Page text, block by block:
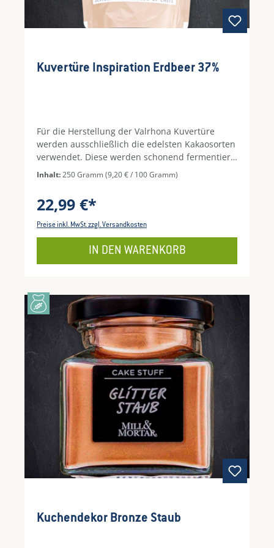
Kuvertüre Inspiration Erdbeer 37%
Für die Herstellung der Valrhona Kuvertüre
werden ausschließlich die edelsten Kakaosorten
verwendet. Diese werden schonend fermentiert,
langsam geröstet und fein vermahlen. Das
Säureabbau. Viele Gastronomen und Patissiers
halten Valrhona für die feinste Kuvertüre-
Inhalt:250 Gramm(9,20 € / 100 Gramm)
22,99 €*
Preise inkl. MwSt. zzgl. Versandkosten
IN DEN WARENKORB
Kuchendekor Bronze Staub